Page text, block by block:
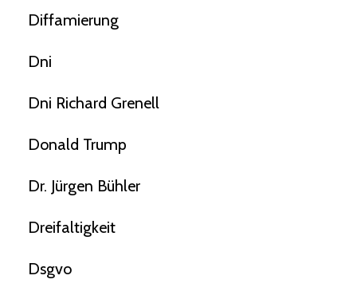
Diffamierung
Dni
Dni Richard Grenell
Donald Trump
Dr. Jürgen Bühler
Dreifaltigkeit
Dsgvo